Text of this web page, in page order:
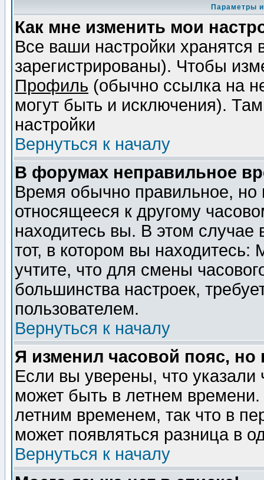
Параметры
Как мне изменить мои
Все ваши настройки
зарегистрированы). Чтобы
Профиль (обычно ссылка на
могут быть и исключения).
настройки
Вернуться к началу
В форумах неправильное
Время обычно правильное,
относящееся к другому
находитесь вы. В этом
тот, в котором вы
учтите, что для смены
большинства настроек,
пользователем.
Вернуться к началу
Я изменил часовой пояс,
Если вы уверены, что указали
может быть в летнем
летним временем, так что в
может появляться разница в
Вернуться к началу